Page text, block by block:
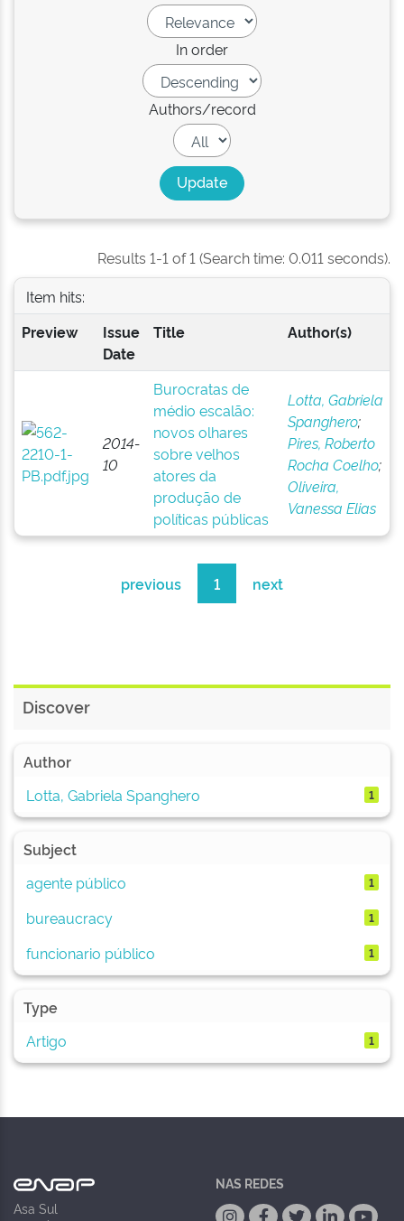
In order
Authors/record
Results 1-1 of 1 (Search time: 0.011 seconds).
Item hits:
Preview
Issue
Date
Title Author(s)
2014-
10
Burocratas de
médio escalão:
novos olhares
sobre velhos
atores da
produção de
políticas públicas
Lotta, Gabriela
Spanghero;
Pires, Roberto
Rocha Coelho;
Oliveira,
Vanessa Elias
previous 1 next
Discover
Author
Lotta, Gabriela Spanghero
1
Subject
agente público
1
bureaucracy 1
funcionario público 1
Type
Artigo
1
Asa Sul
NAS REDES